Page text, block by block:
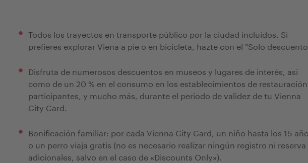
Todos los trayectos en transporte público por la ciudad incluidos. Si
prefieres explorar Viena a pie o en bicicleta, hazte con el "Solo
Disfruta de numerosos descuentos en museos y lugares de interés, así
como de un 20 % en el consumo en los establecimientos de restauración
participantes, y mucho más, durante el periodo de validez de tu Vienna
City Card.
Bonificación familiar: por cada Vienna City Card, un niño hasta los 15
o un perro viaja gratis (no es necesario realizar ningún registro ni reserva
adicionales, salvo en el caso de «Discounts Only»).